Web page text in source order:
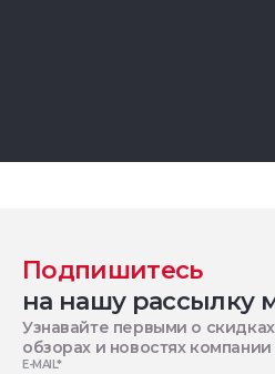
Подпишитесь
на нашу рассылку
Узнавайте первыми о
обзорах и новостях компании
E-MAIL*